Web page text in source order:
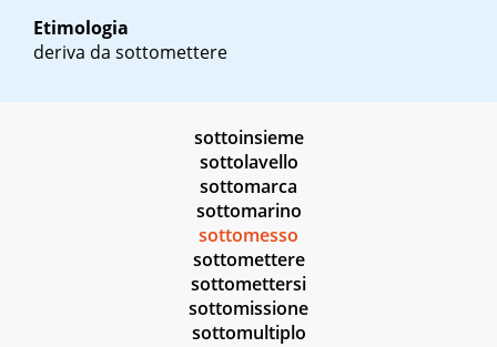
Etimologia
deriva da sottomettere
sottoinsieme
sottolavello
sottomarca
sottomarino
sottomesso
sottomettere
sottomettersi
sottomissione
sottomultiplo